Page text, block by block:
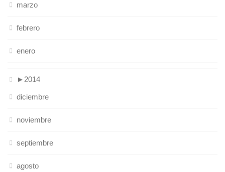
marzo
febrero
enero
► 2014
diciembre
noviembre
septiembre
agosto